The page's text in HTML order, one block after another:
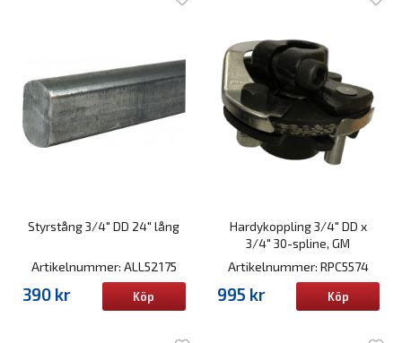
Styrstång 3/4" DD 24" lång
Artikelnummer: ALL52175
390 kr Köp
Hardykoppling 3/4" DD x
3/4" 30-spline, GM
Artikelnummer: RPC5574
995 kr Köp